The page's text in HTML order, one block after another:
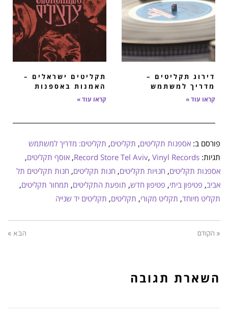
דירוג תקליטים –
מדריך למשתמש
קראו עוד »
תקליטים ישראלים –
האמנות באספנות
קראו עוד »
פורסם ב: אספנות תקליטים, תקליטים, תקליטים: מדריך למשתמש
תגיות:
Record Store Tel Aviv, Vinyl Records
, אוסף תקליטים,
אספנות תקליטים, חנויות תקליטים, חנות תקליטים, חנות תקליטים תל
אביב, פטיפון ביתי, פטיפון חדש, תופעת התקליטים, תמחור תקליטים,
תקליט מיוחד, תקליט מקורי, תקליטים, תקליטים יד שנייה
« הקודם הבא »
השארת תגובה